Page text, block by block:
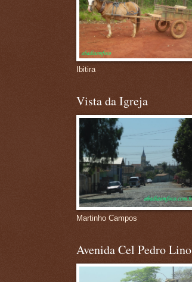
Ibitira
Vista da Igreja
Martinho Campos
Avenida Cel Pedro Lino